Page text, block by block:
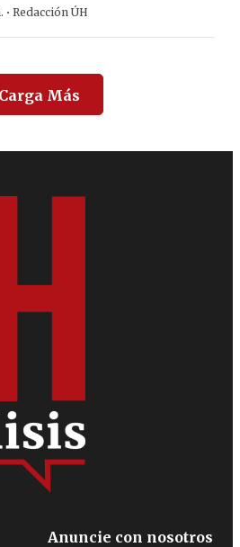
· Redacción ÚH
Carga Más
Anuncie con nosotros